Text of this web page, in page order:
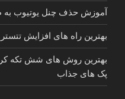
آموزش حذف چنل یوتیوب به
بهترین راه های افزایش
بهترین روش های شش تکه
پک های جذاب